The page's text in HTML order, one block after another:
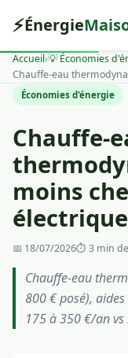
⚡Énergie
Accueil›💡 Économies
Économies d'énergie
Chauffe-
moins
📅 18/07/2026⏱ 3 min
Chauffe-eau
800 € posé),
175 à 350 €/an